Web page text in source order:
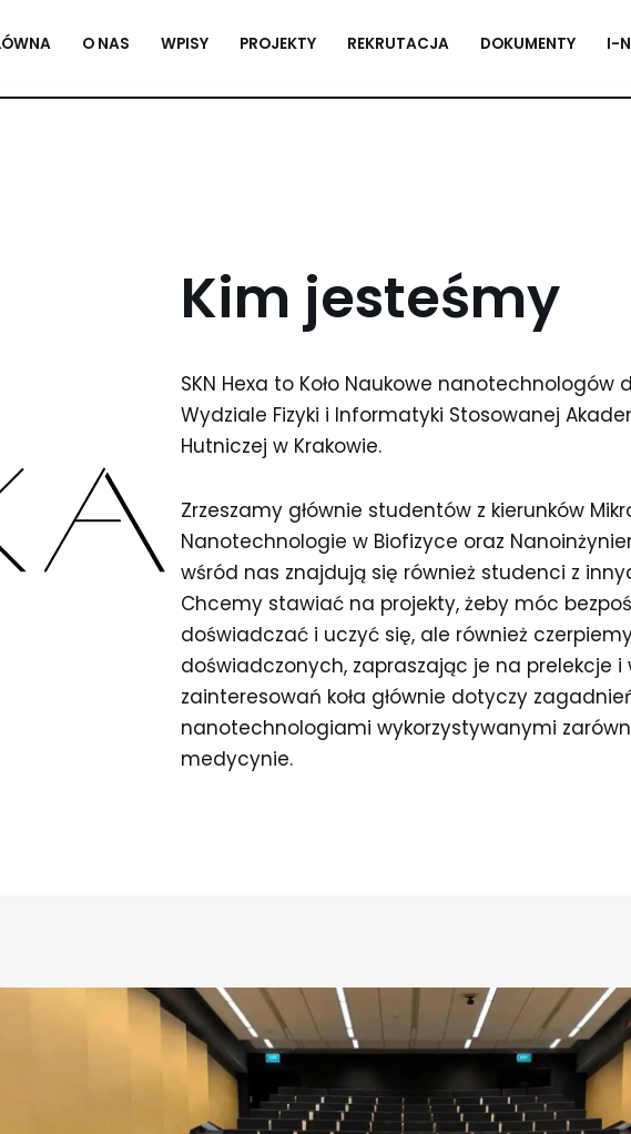
O NAS WPISY PROJEKTY REKRUTACJA DOKUMENTY I-
Kim jesteśmy
SKN Hexa to Koło Naukowe nanotechnologów
Wydziale Fizyki i Informatyki Stosowanej
Hutniczej w Krakowie.
Zrzeszamy głównie studentów z kierunków
Nanotechnologie w Biofizyce oraz
wśród nas znajdują się również studenci z
Chcemy stawiać na projekty, żeby móc
doświadczać i uczyć się, ale również
doświadczonych, zapraszając je na prelekcje i
zainteresowań koła głównie dotyczy
nanotechnologiami wykorzystywanymi
medycynie.